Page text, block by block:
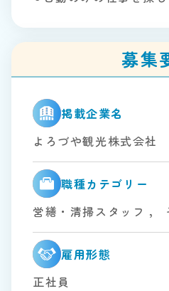
募集
掲載企業名
よろづや観光株式会社
職種カテゴリー
営繕・清掃スタッフ ，
雇用形態
正社員